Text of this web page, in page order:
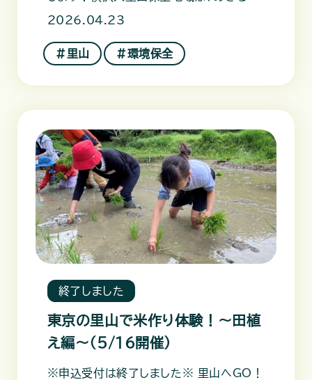
市にある保全地域で、７つの
2026.04.23
＃里山 ＃環境保全
終了しました
東京の里山で米作り体験！～田植
え編～（5/16開催）
※申込受付は終了しました※ 里山へGO！